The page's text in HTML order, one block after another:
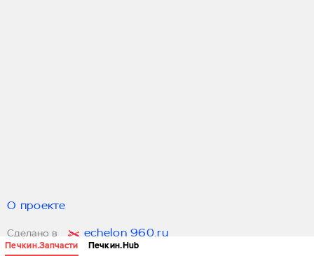
Печкин.Запчасти Печкин.Hub
О проекте
Сделано в echelon 960.ru